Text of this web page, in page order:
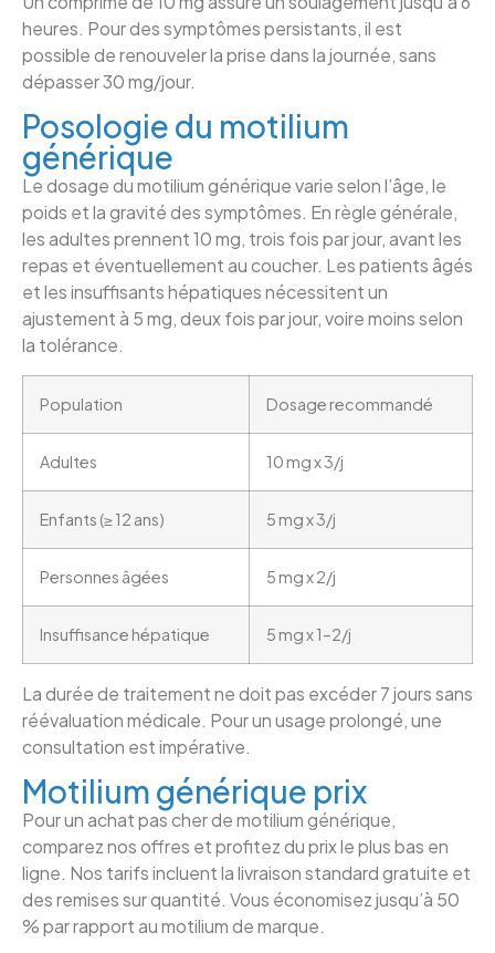
heures. Pour des symptômes persistants, il est
possible de renouveler la prise dans la journée, sans
dépasser 30 mg/jour.
Posologie du motilium
générique
Le dosage du motilium générique varie selon l’âge, le
poids et la gravité des symptômes. En règle générale,
les adultes prennent 10 mg, trois fois par jour, avant les
repas et éventuellement au coucher. Les patients âgés
et les insuffisants hépatiques nécessitent un
ajustement à 5 mg, deux fois par jour, voire moins selon
la tolérance.
Population Dosage recommandé
Adultes 10 mg x 3/j
Enfants (≥ 12 ans) 5 mg x 3/j
Personnes âgées 5 mg x 2/j
Insuffisance hépatique 5 mg x 1–2/j
La durée de traitement ne doit pas excéder 7 jours sans
réévaluation médicale. Pour un usage prolongé, une
consultation est impérative.
Motilium générique prix
Pour un achat pas cher de motilium générique,
comparez nos offres et profitez du prix le plus bas en
ligne. Nos tarifs incluent la livraison standard gratuite et
des remises sur quantité. Vous économisez jusqu’à 50
% par rapport au motilium de marque.